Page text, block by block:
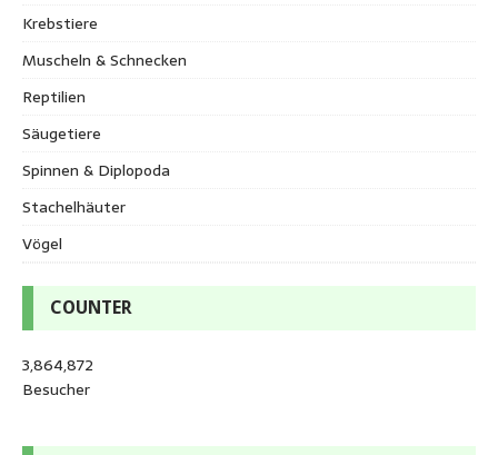
Krebstiere
Muscheln & Schnecken
Reptilien
Säugetiere
Spinnen & Diplopoda
Stachelhäuter
Vögel
COUNTER
3,864,872
Besucher